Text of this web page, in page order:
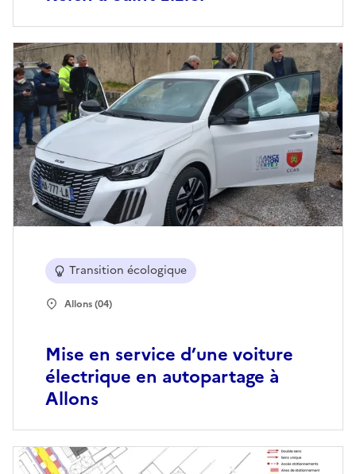
Mise en service d’une voiture
électrique en autopartage à
Allons
Transition écologique
Allons (04)